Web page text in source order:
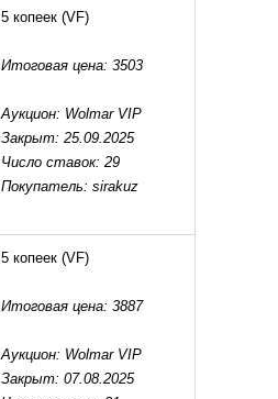
5 копеек (VF)
Итоговая цена: 3503
Аукцион: Wolmar VIP
Закрыт: 25.09.2025
Число ставок: 29
Покупатель: sirakuz
5 копеек (VF)
Итоговая цена: 3887
Аукцион: Wolmar VIP
Закрыт: 07.08.2025